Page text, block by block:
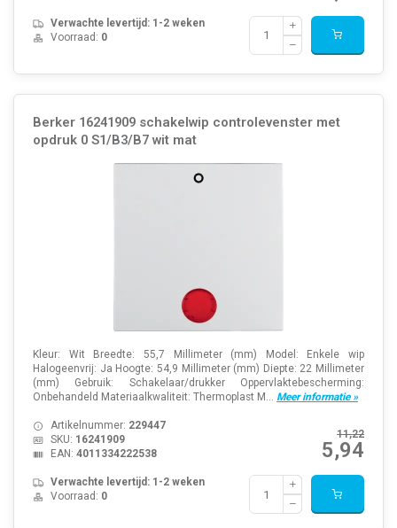
Verwachte levertijd: 1-2 weken
Voorraad: 0
Berker 16241909 schakelwip controlevenster met
opdruk 0 S1/B3/B7 wit mat
Kleur: Wit Breedte: 55,7 Millimeter (mm) Model: Enkele wip
Halogeenvrij: Ja Hoogte: 54,9 Millimeter (mm) Diepte: 22 Millimeter
(mm) Gebruik: Schakelaar/drukker Oppervlaktebescherming:
Onbehandeld Materiaalkwaliteit: Thermoplast M... Meer informatie »
11,22
5,94
Artikelnummer: 229447
SKU: 16241909
EAN: 4011334222538
Verwachte levertijd: 1-2 weken
Voorraad: 0